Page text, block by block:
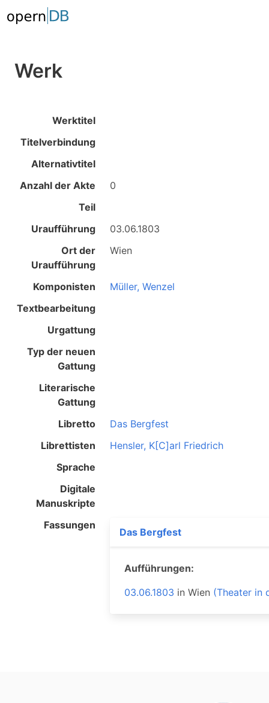
Werk
Werktitel
Titelverbindung
Alternativtitel
Anzahl der Akte
0
Teil
Uraufführung
03.06.1803
Ort der
Uraufführung
Wien
Komponisten
Müller, Wenzel
Textbearbeitung
Urgattung
Typ der neuen
Gattung
Literarische
Gattung
Libretto
Das Bergfest
Librettisten
Hensler, K[C]arl Friedrich
Sprache
Digitale
Manuskripte
Fassungen
Das Bergfest
Aufführungen:
03.06.1803 inWien (Theater in